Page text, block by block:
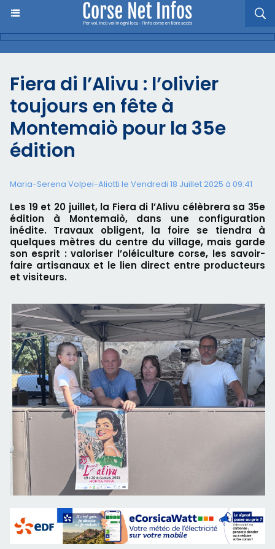
Fiera di l’Alivu : l’olivier
toujours en fête à
Montemaiò pour la 35e
édition
Maria-Serena Volpei-Aliotti le Vendredi 18 Juillet 2025 à 09:41
Les 19 et 20 juillet, la Fiera di l’Alivu célèbrera sa 35e
édition à Montemaiò, dans une configuration
inédite. Travaux obligent, la foire se tiendra à
quelques mètres du centre du village, mais garde
son esprit : valoriser l’oléiculture corse, les savoir-
faire artisanaux et le lien direct entre producteurs
et visiteurs.